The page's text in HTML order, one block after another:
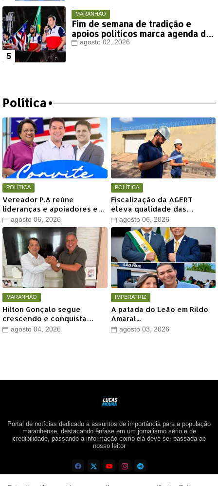
MARANHÃO
Fim de semana de tradição e
apoios políticos marca agenda de
Orleans Brandão em Colinas
agosto 02, 2026
Política
POLÍTICA
Vereador P.A reúne
lideranças e apoiadores em
grande encontro político
neste sábado em Timon
agosto 06, 2026
POLÍTICA
Fiscalização da AGERT
eleva qualidade das
recomposições asfálticas
realizadas pela Águas de
Timon
agosto 06, 2026
MARANHÃO
Hilton Gonçalo segue
crescendo e conquista
apoio do prefeito de Lago
agosto 04, 2026
IMPERATRIZ
A patada do Leão em Rildo
Amaral...
agosto 03, 2026
Portal de notícias dedicado a assuntos de importância para a população
maranhense, destacando ênfase em um jornalismo sério e de
credibilidade, passando a informação como ela deve ser passada ao
nosso leitor